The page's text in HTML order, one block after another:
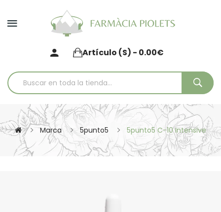
Artículo (s) - 0.00€
Marca 5punto5 5punto5 C-10 Intensive